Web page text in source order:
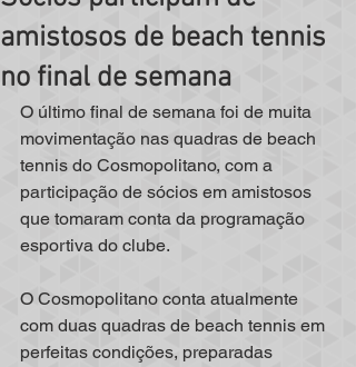
amistosos de beach tennis
no final de semana
O último final de semana foi de muita
movimentação nas quadras de beach
tennis do Cosmopolitano, com a
participação de sócios em amistosos
que tomaram conta da programação
esportiva do clube.
O Cosmopolitano conta atualmente
com duas quadras de beach tennis em
perfeitas condições, preparadas